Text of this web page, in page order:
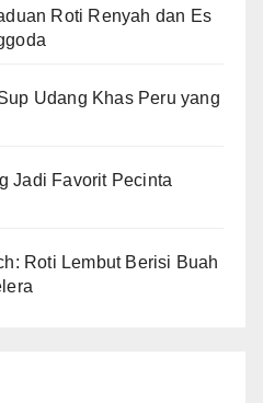
Roti Renyah dan Es
Udang Khas Peru yang
Jadi Favorit Pecinta
Roti Lembut Berisi Buah